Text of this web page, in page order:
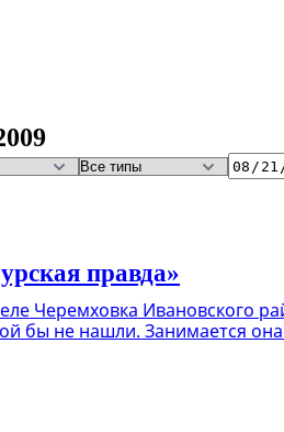
правда»
Черемховка Ивановского
бы не нашли. Занимается